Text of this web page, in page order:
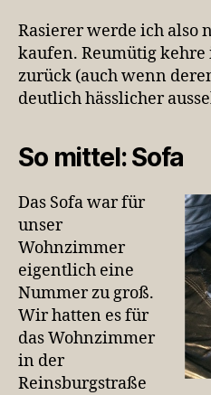
Rasierer werde ich also
kaufen. Reumütig kehre
zurück (auch wenn
deutlich hässlicher
So mittel: Sofa
Das Sofa war für
unser
Wohnzimmer
eigentlich eine
Nummer zu groß.
Wir hatten es für
das Wohnzimmer
in der
Reinsburgstraße